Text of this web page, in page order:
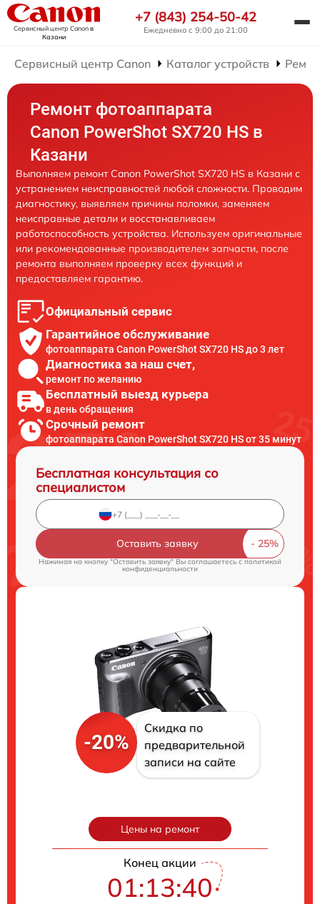
Сервисный центр Canonв
Казани
+7 (843) 254-50-42
Ежедневно с 9:00 до 21:00
Сервисный центр Canon Каталог устройств
Ремонт фотоаппарата
Canon PowerShot SX720 HS в
Казани
Выполняем ремонт Canon PowerShot SX720 HS в Казани с
устранением неисправностей любой сложности. Проводим
диагностику, выявляем причины поломки, заменяем
неисправные детали и восстанавливаем
работоспособность устройства. Используем оригинальные
или рекомендованные производителем запчасти, после
ремонта выполняем проверку всех функций и
предоставляем гарантию.
Официальный сервис
Гарантийное обслуживание
фотоаппарата Canon PowerShot SX720 HS до 3 лет
Диагностика за наш счет,
ремонт по желанию
Бесплатный выезд курьера
в день обращения
Срочный ремонт
фотоаппарата Canon PowerShot SX720 HS от 35 минут
Бесплатная консультация со
специалистом
Оставить заявку
Нажимая на кнопку "Оставить заявку" Вы соглашаетесь cполитикой
конфиденциальности
-20%
Скидка по
предварительной
записи на сайте
Цены на ремонт
Конец акции
01:13:40